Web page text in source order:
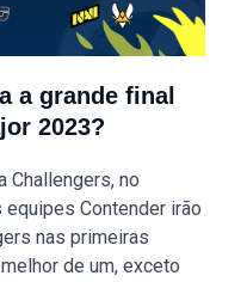
a grande final
2023?
Challengers, no
Contender irão
nas primeiras
de um, exceto